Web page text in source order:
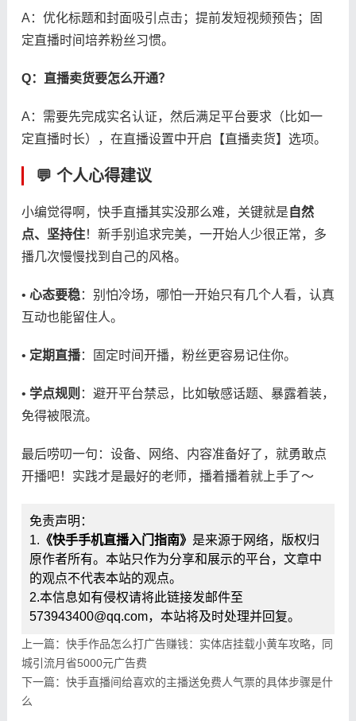
A：优化标题和封面吸引点击；提前发短视频预告；固
定直播时间培养粉丝习惯。
​Q：直播卖货要怎么开通？​
A：需要先完成实名认证，然后满足平台要求（比如一
定直播时长），在直播设置中开启【直播卖货】选项。
💬 ​ ​个人心得建议​
小编觉得啊，快手直播其实没那么难，关键就是​ ​自然
点、坚持住​​！新手别追求完美，一开始人少很正常，多
播几次慢慢找到自己的风格。
• ​ ​心态要稳​​：别怕冷场，哪怕一开始只有几个人看，认真
互动也能留住人。
• ​ ​定期直播​​：固定时间开播，粉丝更容易记住你。
• ​ ​学点规则​ ​：避开平台禁忌，比如敏感话题、暴露着装，
免得被限流。
最后唠叨一句：设备、网络、内容准备好了，就勇敢点
开播吧！实践才是最好的老师，播着播着就上手了～
免责声明：
1. 《快手手机直播入门指南》 是来源于网络，版权归
原作者所有。本站只作为分享和展示的平台，文章中
的观点不代表本站的观点。
2.本信息如有侵权请将此链接发邮件至
573943400@qq.com，本站将及时处理并回复。
上一篇：快手作品怎么打广告赚钱：实体店挂载小黄车攻略，同
城引流月省5000元广告费
下一篇：快手直播间给喜欢的主播送免费人气票的具体步骤是什
么